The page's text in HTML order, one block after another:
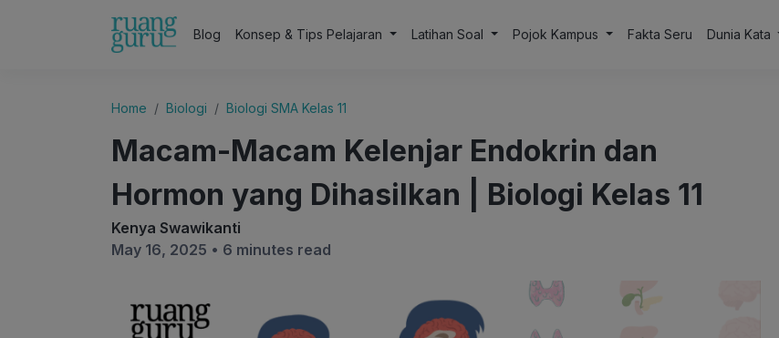
Blog Konsep & Tips Pelajaran Latihan Soal Pojok Kampus Fakta Seru Dunia Kata
Home Biologi Biologi SMA Kelas 11
Macam-Macam Kelenjar Endokrin dan
Hormon yang Dihasilkan | Biologi Kelas 11
Kenya Swawikanti
May 16, 2025 • 6 minutes read